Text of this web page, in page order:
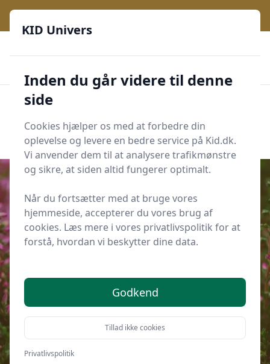
Start søgning
Start søgning
Udgivet iLeg og Læring
6 naturlege, der lærer børn om
former og symmetri
KID Univers
Inden du går videre til denne
side
Cookies hjælper os med at forbedre din
oplevelse og levere en bedre service på Kid.dk.
Vi anvender dem til at analysere trafikmønstre
og sikre, at siden altid fungerer optimalt.
Når du fortsætter med at bruge vores
hjemmeside, accepterer du vores brug af
cookies. Læs mere i vores privatlivspolitik for at
forstå, hvordan vi beskytter dine data.
Godkend
Tillad ikke cookies
Privatlivspolitik